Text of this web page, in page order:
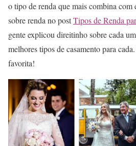
o tipo de renda que mais combina com
sobre renda no postTipos de Renda
gente explicou direitinho sobre cada
melhores tipos de casamento para
favorita!